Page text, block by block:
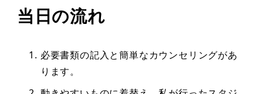
当日の流れ
必要書類の記入と簡単なカウンセリングがあ
ります。